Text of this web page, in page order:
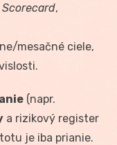
,
mesačné ciele,
(napr.
a rizikový register
je iba prianie.